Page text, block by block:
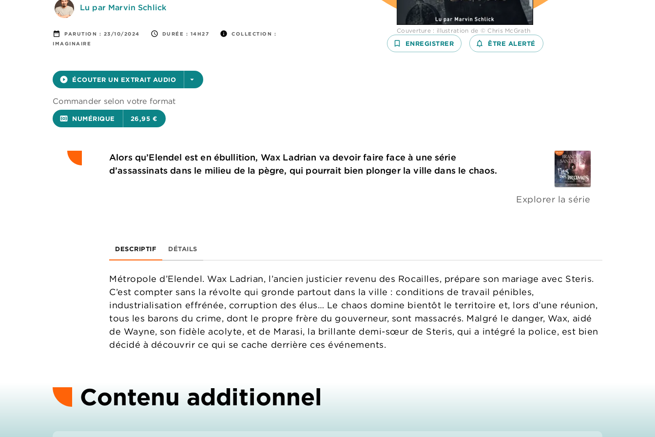
Lu par Marvin Schlick
date_range PARUTION : 23/10/2024 access_time DURÉE : 14H27 info
COLLECTION :
IMAGINAIRE
play_circle_filled ÉCOUTER UN EXTRAIT AUDIO arrow_drop_down
Commander selon votre format
surround_sound NUMÉRIQUE 26,95 €
Couverture : illustration de © Chris McGrath
bookmark_border ENREGISTRER notifications_none_outlined
ÊTRE ALERTÉ
Alors qu’Elendel est en ébullition, Wax Ladrian va devoir faire face à une série
d’assassinats dans le milieu de la pègre, qui pourrait bien plonger la ville dans le chaos.
Explorer la série
DESCRIPTIF DÉTAILS
Métropole d’Elendel. Wax Ladrian, l’ancien justicier revenu des Rocailles, prépare son mariage avec Steris.
C’est compter sans la révolte qui gronde partout dans la ville : conditions de travail pénibles,
industrialisation effrénée, corruption des élus… Le chaos domine bientôt le territoire et, lors d’une réunion,
tous les barons du crime, dont le propre frère du gouverneur, sont massacrés. Malgré le danger, Wax, aidé
de Wayne, son fidèle acolyte, et de Marasi, la brillante demi-sœur de Steris, qui a intégré la police, est bien
décidé à découvrir ce qui se cache derrière ces événements.
Contenu additionnel